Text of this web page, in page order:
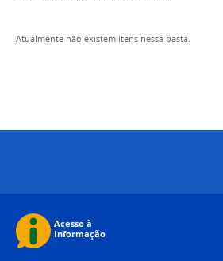
Atualmente não existem itens nessa pasta.